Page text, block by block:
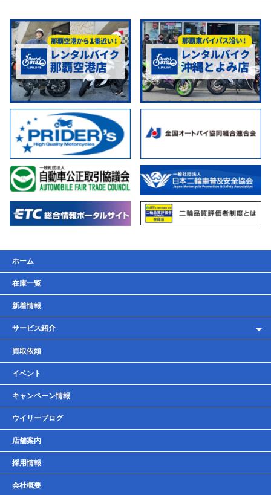
ホーム
在庫一覧
新着情報
サービス紹介
レンタルバイク
車検・点検・整備
貸しガレージ
買取依頼
イベント
キャンペーン情報
ウイリーブログ
店舗案内
採用情報
会社概要